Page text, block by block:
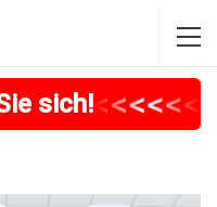
>>
sich!<<<<<<